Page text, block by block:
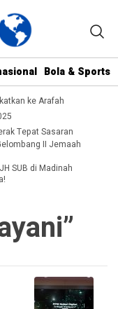
Bola & Sports
ke Arafah
Tepat Sasaran
II Jemaah
SUB di Madinah